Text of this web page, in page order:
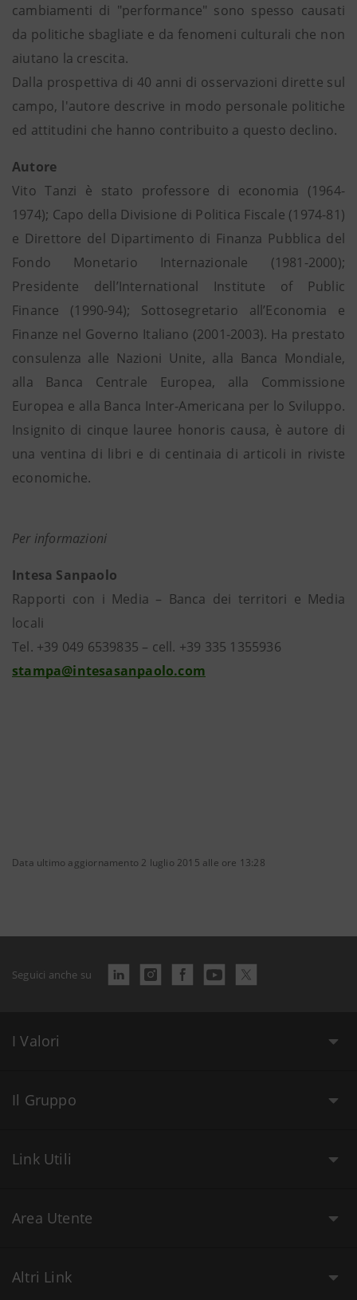
cambiamenti di "performance" sono spesso causati
da politiche sbagliate e da fenomeni culturali che non
aiutano la crescita.
Dalla prospettiva di 40 anni di osservazioni dirette sul
campo, l'autore descrive in modo personale politiche
ed attitudini che hanno contribuito a questo declino.
Autore
Vito Tanzi è stato professore di economia (1964-
1974); Capo della Divisione di Politica Fiscale (1974-81)
e Direttore del Dipartimento di Finanza Pubblica del
Fondo Monetario Internazionale (1981-2000);
Presidente dell’International Institute of Public
Finance (1990-94); Sottosegretario all’Economia e
Finanze nel Governo Italiano (2001-2003). Ha prestato
consulenza alle Nazioni Unite, alla Banca Mondiale,
alla Banca Centrale Europea, alla Commissione
Europea e alla Banca Inter-Americana per lo Sviluppo.
Insignito di cinque lauree honoris causa, è autore di
una ventina di libri e di centinaia di articoli in riviste
economiche.
Per informazioni
Intesa Sanpaolo
Rapporti con i Media – Banca dei territori e Media
locali
Tel. +39 049 6539835 – cell. +39 335 1355936
stampa@intesasanpaolo.com
Data ultimo aggiornamento 2 luglio 2015 alle ore 13:28
Seguici anche su
I Valori
Il Gruppo
Link Utili
Area Utente
Altri Link